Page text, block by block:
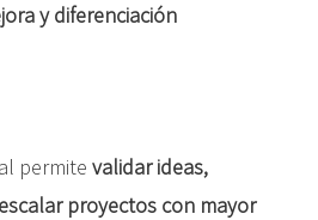
y diferenciación
permite validar ideas,
proyectos con mayor